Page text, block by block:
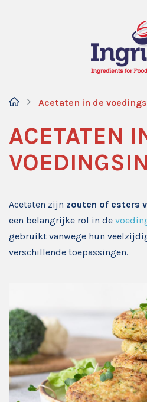
Acetaten in de
ACETATEN
Acetaten zijn zouten of esters
een belangrijke rol in de
gebruikt vanwege hun
verschillende toepassingen.